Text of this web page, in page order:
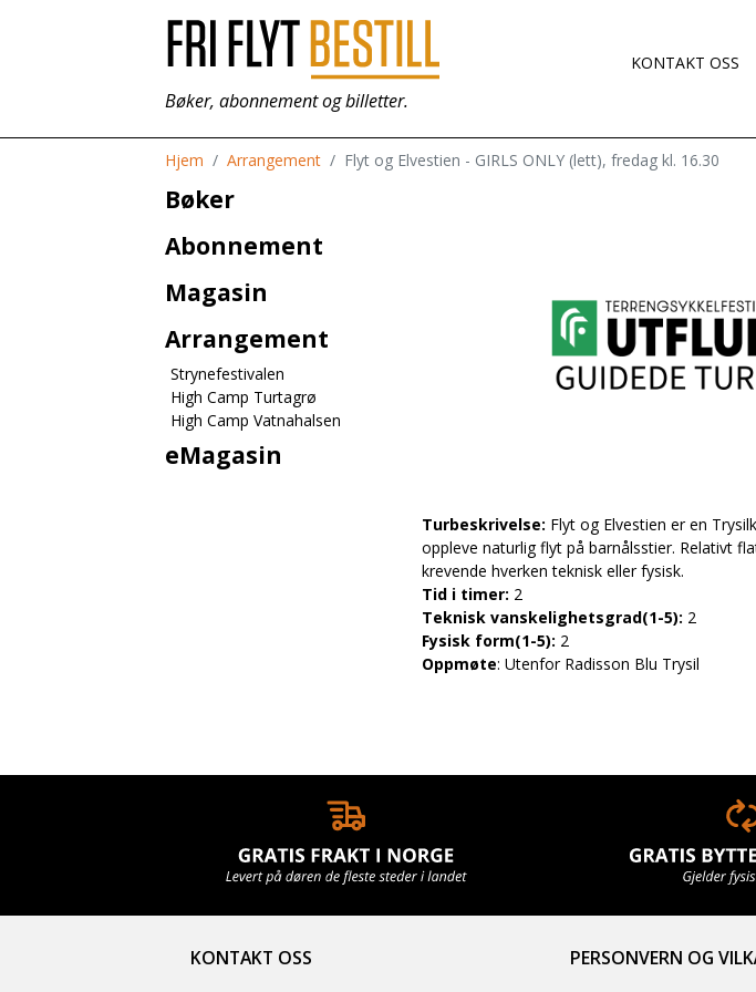
Bøker, abonnement og billetter.
KONTAKT OSS
Bøker
Abonnement
Magasin
Arrangement
Strynefestivalen
High Camp Turtagrø
High Camp Vatnahalsen
eMagasin
Hjem Arrangement Flyt og Elvestien - GIRLS ONLY (lett), fredag kl. 16.30
Turbeskrivelse: Flyt og Elvestien er en
oppleve naturlig flyt på barnålsstier. Relativt
krevende hverken teknisk eller fysisk.
Tid i timer: 2
Teknisk vanskelighetsgrad(1-5): 2
Fysisk form(1-5): 2
Oppmøte: Utenfor Radisson Blu Trysil
KONTAKT OSS PERSONVERN OG